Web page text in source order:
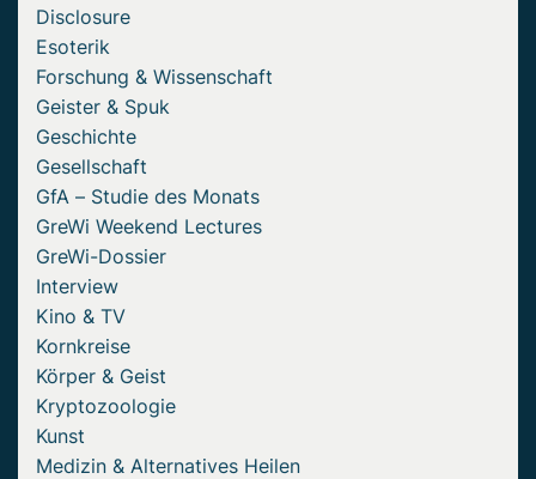
Disclosure
Esoterik
Forschung & Wissenschaft
Geister & Spuk
Geschichte
Gesellschaft
GfA – Studie des Monats
GreWi Weekend Lectures
GreWi-Dossier
Interview
Kino & TV
Kornkreise
Körper & Geist
Kryptozoologie
Kunst
Medizin & Alternatives Heilen